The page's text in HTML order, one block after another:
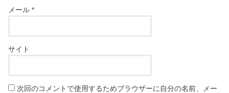
メール*
サイト
次回のコメントで使用するためブラウザーに自分の名前、メー